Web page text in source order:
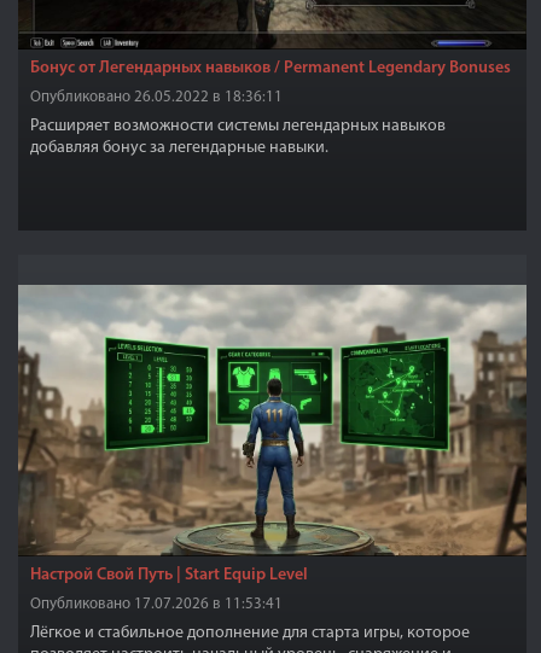
Бонус от Легендарных навыков / Permanent Legendary Bonuses
Опубликовано 26.05.2022 в 18:36:11
Расширяет возможности системы легендарных навыков
добавляя бонус за легендарные навыки.
Настрой Свой Путь | Start Equip Level
Опубликовано 17.07.2026 в 11:53:41
Лёгкое и стабильное дополнение для старта игры, которое